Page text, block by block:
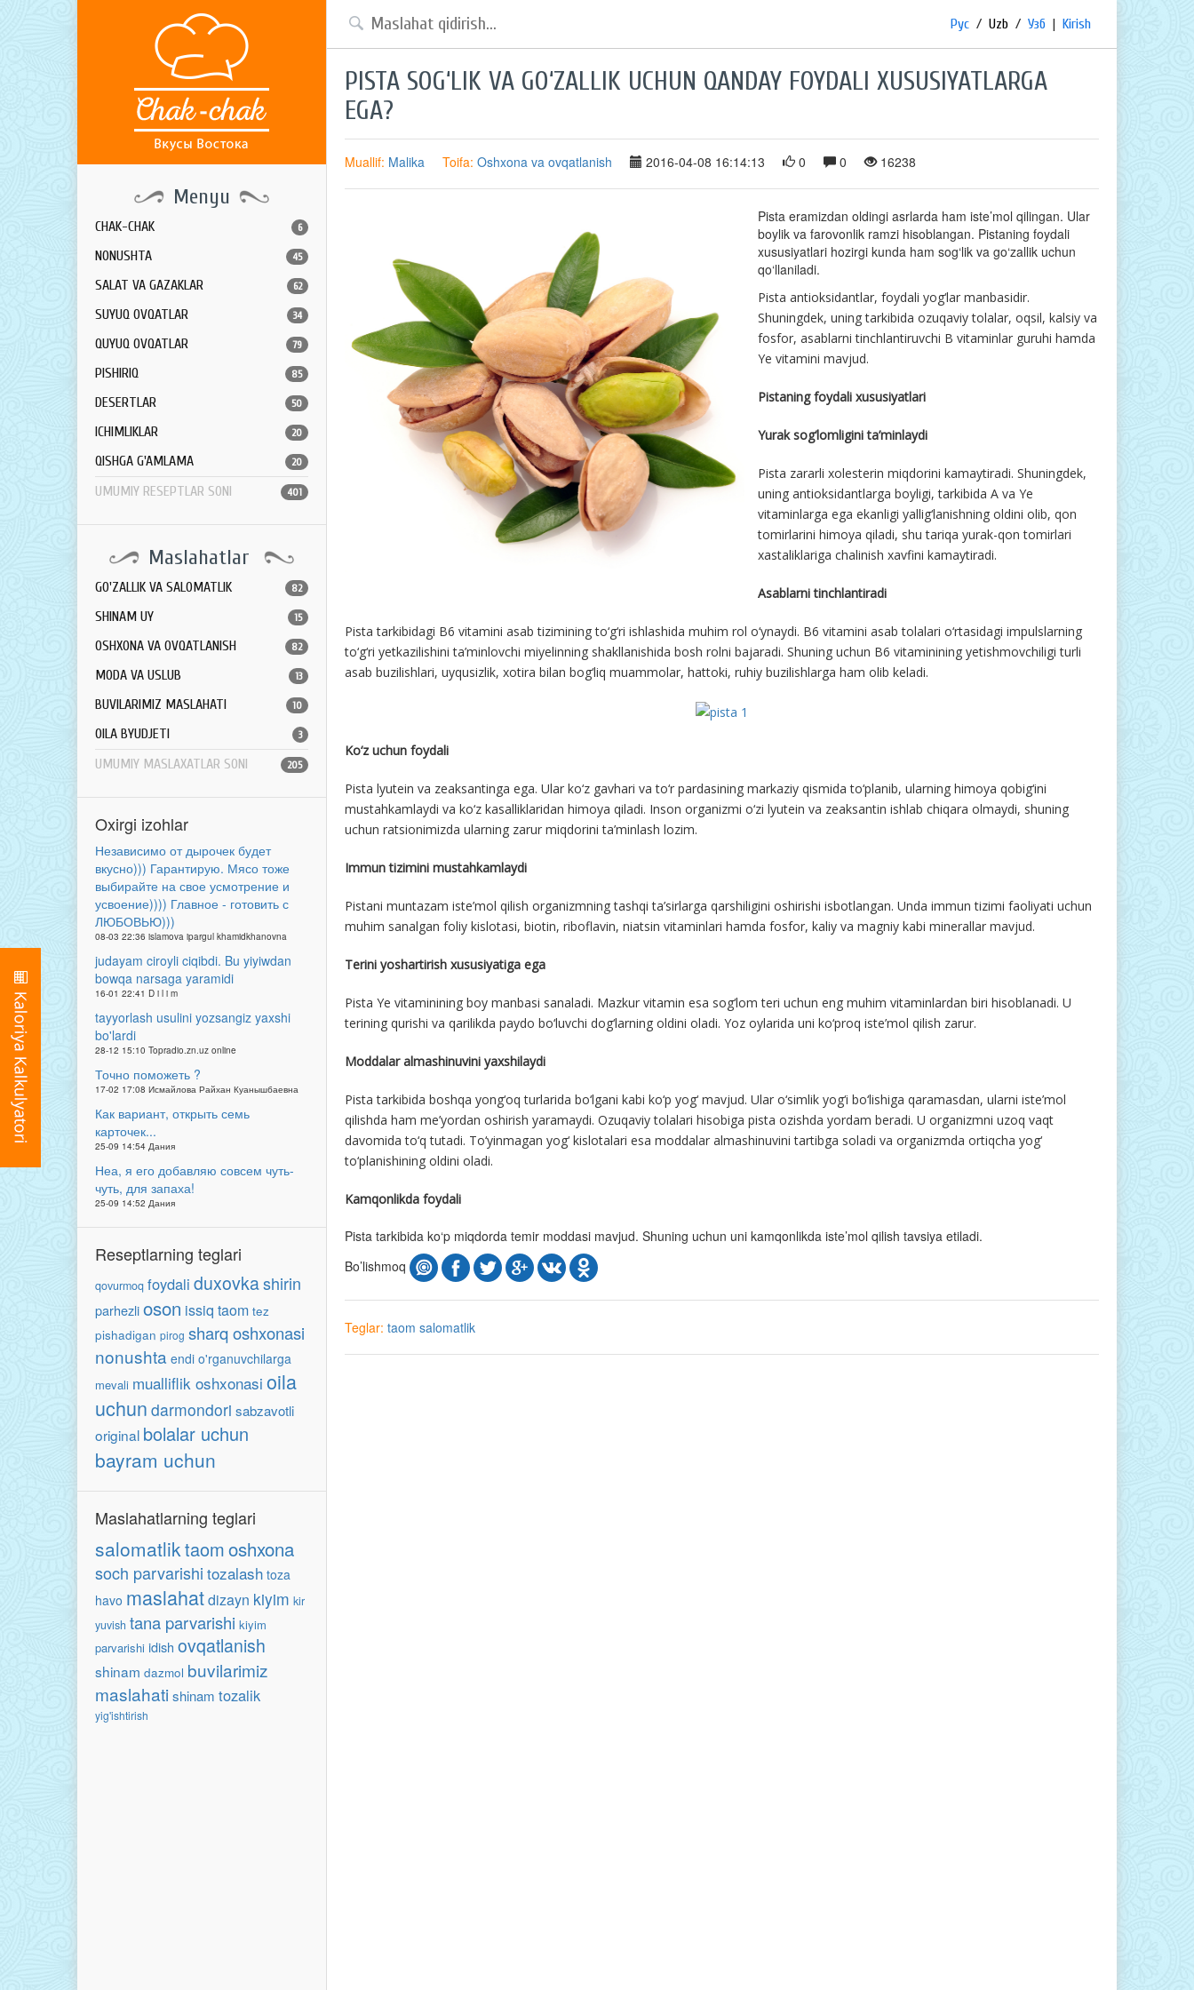
Menyu
CHAK-CHAK 6
NONUSHTA 45
SALAT VA GAZAKLAR 62
SUYUQ OVQATLAR 34
QUYUQ OVQATLAR 79
PISHIRIQ 85
DESERTLAR 50
ICHIMLIKLAR 20
QISHGA G'AMLAMA 20
UMUMIY RESEPTLAR SONI 401
Maslahatlar
GO'ZALLIK VA SALOMATLIK 82
SHINAM UY 15
OSHXONA VA OVQATLANISH 82
MODA VA USLUB 13
BUVILARIMIZ MASLAHATI 10
OILA BYUDJETI 3
UMUMIY MASLAXATLAR SONI 205
Oxirgi izohlar
Независимо от дырочек будет
вкусно))) Гарантирую. Мясо тоже
выбирайте на свое усмотрение и
усвоение)))) Главное - готовить с
ЛЮБОВЬЮ)))
08-03 22:36 islamova ipargul khamidkhanovna
judayam ciroyli ciqibdi. Bu yiyiwdan
bowqa narsaga yaramidi
16-01 22:41 D i l i m
tayyorlash usulini yozsangiz yaxshi
bo'lardi
28-12 15:10 Topradio.zn.uz online
Точно поможеть ?
17-02 17:08 Исмайлова Райхан Куанышбаевна
Как вариант, открыть семь
карточек...
25-09 14:54 Дания
Неа, я его добавляю совсем чуть-
чуть, для запаха!
25-09 14:52 Дания
Reseptlarning teglari
qovurmoq foydali duxovkashirin
parhezlioson issiq taom tez
pishadigan pirog sharq oshxonasi
nonushta endi o'rganuvchilarga
mevali mualliflik oshxonasi oila
uchun darmondori sabzavotli
original bolalar uchun
bayram uchun
Maslahatlarning teglari
salomatliktaomoshxona
soch parvarishi tozalash toza
havo maslahatdizayn kiyim kir
yuvish tana parvarishi kiyim
parvarishi idish ovqatlanish
shinam dazmol buvilarimiz
maslahati shinam tozalik
yig'ishtirish
Рус / Uzb / Узб | Kirish
PISTA SOG‘LIK VA GO‘ZALLIK UCHUN QANDAY FOYDALI XUSUSIYATLARGA
EGA?
Muallif: Malika Toifa: Oshxona va ovqatlanish 2016-04-08 16:14:13 0 0 16238
Pista eramizdan oldingi asrlarda ham iste’mol qilingan. Ular
boylik va farovonlik ramzi hisoblangan. Pistaning foydali
xususiyatlari hozirgi kunda ham sog‘lik va go‘zallik uchun
qo‘llaniladi.
Pista antioksidantlar, foydali yog‘lar manbasidir.
Shuningdek, uning tarkibida ozuqaviy tolalar, oqsil, kalsiy va
fosfor, asablarni tinchlantiruvchi B vitaminlar guruhi hamda
Ye vitamini mavjud.
Pistaning foydali xususiyatlari
Yurak sog‘lomligini ta’minlaydi
Pista zararli xolesterin miqdorini kamaytiradi. Shuningdek,
uning antioksidantlarga boyligi, tarkibida A va Ye
vitaminlarga ega ekanligi yallig‘lanishning oldini olib, qon
tomirlarini himoya qiladi, shu tariqa yurak-qon tomirlari
xastaliklariga chalinish xavfini kamaytiradi.
Asablarni tinchlantiradi
Pista tarkibidagi B6 vitamini asab tizimining to‘g‘ri ishlashida muhim rol o‘ynaydi. B6 vitamini asab tolalari o‘rtasidagi impulslarning
to‘g‘ri yetkazilishini ta’minlovchi miyelinning shakllanishida bosh rolni bajaradi. Shuning uchun B6 vitaminining yetishmovchiligi turli
asab buzilishlari, uyqusizlik, xotira bilan bog‘liq muammolar, hattoki, ruhiy buzilishlarga ham olib keladi.
Ko‘z uchun foydali
Pista lyutein va zeaksantinga ega. Ular ko‘z gavhari va to‘r pardasining markaziy qismida to‘planib, ularning himoya qobig‘ini
mustahkamlaydi va ko‘z kasalliklaridan himoya qiladi. Inson organizmi o‘zi lyutein va zeaksantin ishlab chiqara olmaydi, shuning
uchun ratsionimizda ularning zarur miqdorini ta’minlash lozim.
Immun tizimini mustahkamlaydi
Pistani muntazam iste’mol qilish organizmning tashqi ta’sirlarga qarshiligini oshirishi isbotlangan. Unda immun tizimi faoliyati uchun
muhim sanalgan foliy kislotasi, biotin, riboflavin, niatsin vitaminlari hamda fosfor, kaliy va magniy kabi minerallar mavjud.
Terini yoshartirish xususiyatiga ega
Pista Ye vitaminining boy manbasi sanaladi. Mazkur vitamin esa sog‘lom teri uchun eng muhim vitaminlardan biri hisoblanadi. U
terining qurishi va qarilikda paydo bo‘luvchi dog‘larning oldini oladi. Yoz oylarida uni ko‘proq iste’mol qilish zarur.
Moddalar almashinuvini yaxshilaydi
Pista tarkibida boshqa yong‘oq turlarida bo‘lgani kabi ko‘p yog‘ mavjud. Ular o‘simlik yog‘i bo‘lishiga qaramasdan, ularni iste’mol
qilishda ham me’yordan oshirish yaramaydi. Ozuqaviy tolalari hisobiga pista ozishda yordam beradi. U organizmni uzoq vaqt
davomida to‘q tutadi. To‘yinmagan yog‘ kislotalari esa moddalar almashinuvini tartibga soladi va organizmda ortiqcha yog‘
to‘planishining oldini oladi.
Kamqonlikda foydali
Pista tarkibida ko‘p miqdorda temir moddasi mavjud. Shuning uchun uni kamqonlikda iste’mol qilish tavsiya etiladi.
Bo’lishmoq
Teglar: taom salomatlik